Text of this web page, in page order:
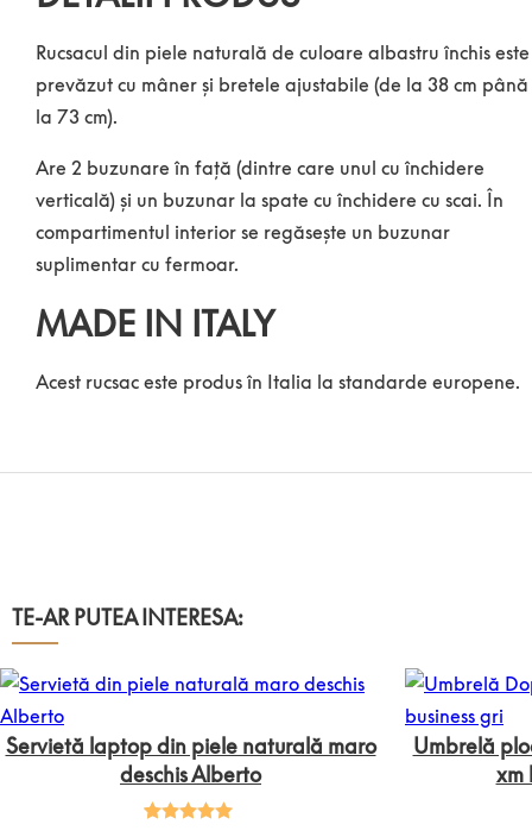
Rucsacul din piele naturală de culoare albastru închis este
prevăzut cu mâner și bretele ajustabile (de la 38 cm până
la 73 cm).
Are 2 buzunare în față (dintre care unul cu închidere
verticală) și un buzunar la spate cu închidere cu scai. În
compartimentul interior se regăsește un buzunar
suplimentar cu fermoar.
MADE IN ITALY
Acest rucsac este produs în Italia la standarde europene.
TE-AR PUTEA INTERESA:
Servietă laptop din piele naturală maro
deschis Alberto
Umbrelă
xm